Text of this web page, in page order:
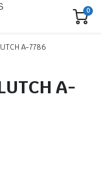
0
A-7786
A-